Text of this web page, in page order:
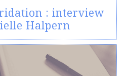
: interview
Halpern